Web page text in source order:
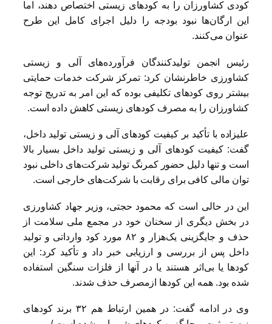
کودی کشاورزان را به کودهای زیستی اختصاص دهند، اما
این ارگان‌ها نبود بودجه را دلیل اجرای کامل این طرح
عنوان می‌کنند.
رئیس انجمن تولیدکنندگان فرآورده‌های آلی و زیستی
کشاورزی خاطرنشان کرد: تمرکز شرکت خدمات حمایتی
بیشتر روی کودهای تکلیفی بوده که این امر به تدریج توجه
کشاورزان را به مصرف کودهای زیستی کاهش داده است.
علیزاده با تأکید بر کیفیت کودهای آلی و زیستی تولید داخل،
گفت: کیفیت کودهای آلی و زیستی تولید داخل بسیار بالا
است و تنها دلیل حضور کمرنگ تولید شرکت‌های داخلی نبود
توان مالی کافی برای رقابت با شرکت‌های خارجی است.
این در حالی است که محمود حجتی، وزیر جهاد کشاورزی
در بخش دیگری از سخنان خود در مجمع ملی سلامت از
حذف و جایگزینی یک‌هزار و ٨٢ مورد کود وارداتی و تولید
داخل پس از بررسی و ارزیابی خبر داد و تأکید کرد: این
کودها یا بی‌اثر هستند یا در آنها از فلزات سنگین استفاده
شده بود. همه این کودها ازمصرف حذف شدند.
وی در ادامه گفت: در همین ارتباط هم ٣٢ برند کودهای